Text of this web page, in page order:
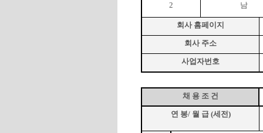
2 남
회사 홈페이지
회사 주소
사업자번호
채 용 조 건
연 봉/ 월 급 (세전)